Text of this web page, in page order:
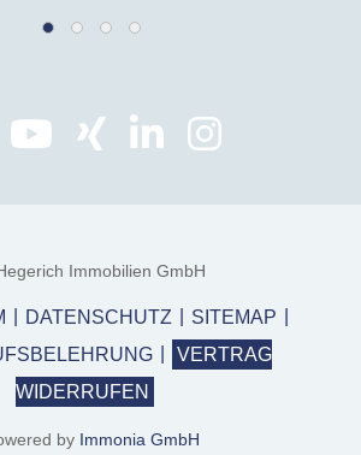
Immobilien GmbH
DATENSCHUTZ
SITEMAP
VERTRAG
WIDERRUFEN
by Immonia GmbH